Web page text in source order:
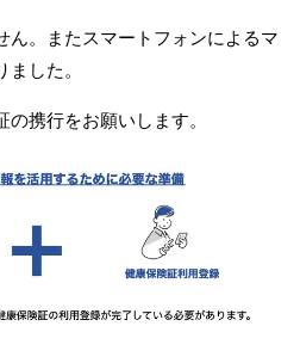
ん。またスマートフォンによるマ
した。
携行をお願いします。